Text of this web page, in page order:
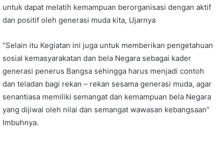
untuk dapat melatih kemampuan berorganisasi dengan aktif
dan positif oleh generasi muda kita, Ujarnya
“Selain itu Kegiatan ini juga untuk memberikan pengetahuan
sosial kemasyarakatan dan bela Negara sebagai kader
generasi penerus Bangsa sehingga harus menjadi contoh
dan teladan bagi rekan – rekan sesama generasi muda, agar
senantiasa memiliki semangat dan kemampuan bela Negara
yang dijiwai oleh nilai dan semangat wawasan kebangsaan”
Imbuhnya.